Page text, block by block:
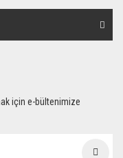
için e-bültenimize